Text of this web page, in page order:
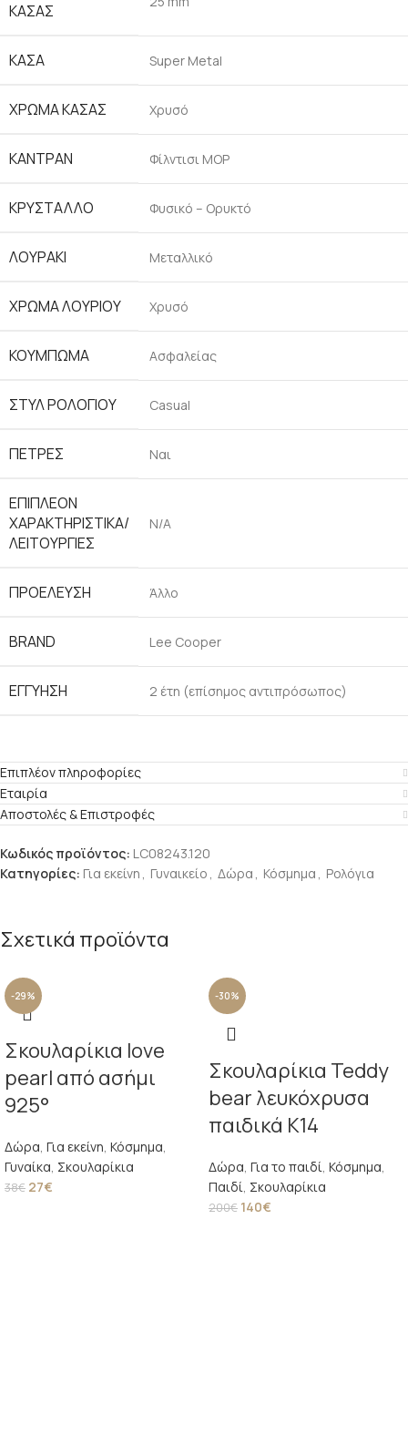
ΚΆΣΑΣ
ΚΆΣΑ Super Metal
ΧΡΏΜΑ ΚΆΣΑΣ Χρυσό
ΚΑΝΤΡΆΝ Φίλντισι MOP
ΚΡΎΣΤΑΛΛΟ Φυσικό – Ορυκτό
ΛΟΥΡΆΚΙ Μεταλλικό
ΧΡΏΜΑ ΛΟΥΡΙΟΎ Χρυσό
ΚΟΎΜΠΩΜΑ Ασφαλείας
ΣΤΥΛ ΡΟΛΟΓΙΟΎ Casual
ΠΈΤΡΕΣ Ναι
ΕΠΙΠΛΈΟΝ
ΧΑΡΑΚΤΗΡΙΣΤΙΚΆ/
ΛΕΙΤΟΥΡΓΊΕΣ
N/A
ΠΡΟΈΛΕΥΣΗ Άλλο
BRAND Lee Cooper
ΕΓΓΎΗΣΗ 2 έτη (επίσημος αντιπρόσωπος)
Επιπλέον πληροφορίες
Εταιρία
Αποστολές & Επιστροφές
Κωδικός προϊόντος: LC08243.120
Κατηγορίες: Για εκείνη , Γυναικείο , Δώρα , Κόσμημα , Ρολόγια
Σχετικά προϊόντα
-29%
Σκουλαρίκια love
pearl από ασήμι
925°
Δώρα, Για εκείνη, Κόσμημα,
Γυναίκα, Σκουλαρίκια
38€ 27€
-30%
Σκουλαρίκια Teddy
bear λευκόχρυσα
παιδικά Κ14
Δώρα, Για το παιδί, Κόσμημα,
Παιδί, Σκουλαρίκια
200€ 140€